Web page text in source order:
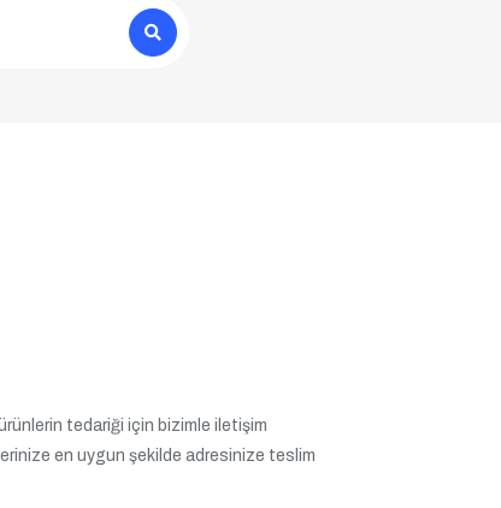
tedariği için bizimle iletişim
en uygun şekilde adresinize teslim